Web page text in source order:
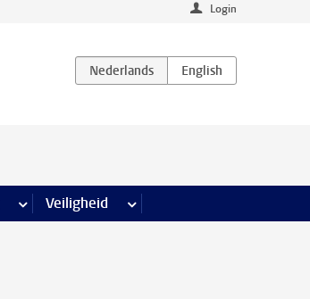
Login
meer Communicatie & Marketing pagina’s
Veiligheid meer Veiligheid pagina’s